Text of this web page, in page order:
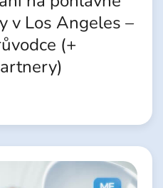
v Los Angeles –
(+